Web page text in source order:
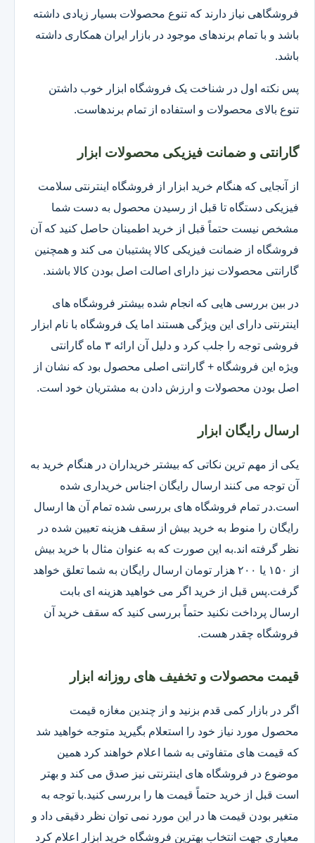
فروشگاهی نیاز دارند که تنوع محصولات بسیار زیادی داشته
باشد و با تمام برندهای موجود در بازار ایران همکاری داشته
باشد.
پس نکته اول در شناخت یک فروشگاه ابزار خوب داشتن
تنوع بالای محصولات و استفاده از تمام برندهاست.
گارانتی و ضمانت فیزیکی محصولات ابزار
از آنجایی که هنگام خرید ابزار از فروشگاه اینترنتی سلامت
فیزیکی دستگاه تا قبل از رسیدن محصول به دست شما
مشخص نیست حتماً قبل از خرید اطمینان حاصل کنید که آن
فروشگاه از ضمانت فیزیکی کالا پشتیبان می کند و همچنین
گارانتی محصولات نیز دارای اصالت اصل بودن کالا باشند.
در بین بررسی هایی که انجام شده بیشتر فروشگاه های
اینترنتی دارای این ویژگی هستند اما یک فروشگاه با نام ابزار
فروشی توجه را جلب کرد و دلیل آن ارائه ۳ ماه گارانتی
ویژه این فروشگاه + گارانتی اصلی محصول بود که نشان از
اصل بودن محصولات و ارزش دادن به مشتریان خود است.
ارسال رایگان ابزار
یکی از مهم ترین نکاتی که بیشتر خریداران در هنگام خرید به
آن توجه می کنند ارسال رایگان اجناس خریداری شده
است.در تمام فروشگاه های بررسی شده تمام آن ها ارسال
رایگان را منوط به خرید بیش از سقف هزینه تعیین شده در
نظر گرفته اند.به این صورت که به عنوان مثال با خرید بیش
از ۱۵۰ یا ۲۰۰ هزار تومان ارسال رایگان به شما تعلق خواهد
گرفت.پس قبل از خرید اگر می خواهید هزینه ای بابت
ارسال پرداخت نکنید حتماً بررسی کنید که سقف خرید آن
فروشگاه چقدر هست.
قیمت محصولات و تخفیف های روزانه ابزار
اگر در بازار کمی قدم بزنید و از چندین مغازه قیمت
محصول مورد نیاز خود را استعلام بگیرید متوجه خواهید شد
که قیمت های متفاوتی به شما اعلام خواهند کرد همین
موضوع در فروشگاه های اینترنتی نیز صدق می کند و بهتر
است قبل از خرید حتماً قیمت ها را بررسی کنید.با توجه به
متغیر بودن قیمت ها در این مورد نمی توان نظر دقیقی داد و
معیاری جهت انتخاب بهترین فروشگاه خرید ابزار اعلام کرد